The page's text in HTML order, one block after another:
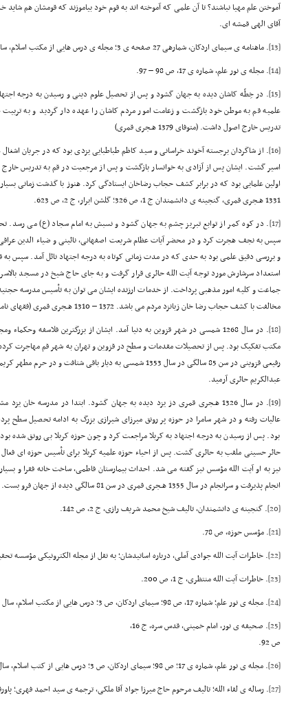
آموختن علم مهیا نباشند؟ تا آن علمی که آموخته اند به قوم خود بیاموزند که قومشان هم
آقای الهی قمشه ای.
[13]
. ماهنامه ی سیمای اردکان، شمارهی 27 صفحه ی 3؛ مجله ی درس هایی از مکتب اسلام، سال دهم، شماره ی 4، ص 226 ـ 225.
[14]
. مجله ی نور علم، شماره ی 17، ص 98 – 97.
[15]
. در خِطّه کاشان دیده به جهان گشود و پس از تحصیل علوم دینی و رسیدن به درجه
علمیه قم به موطن خود بازگشت و زعامت امور مردم کاشان را عهده دار گردید و به
تدریس خارج اصول داشت. (متوفای 1379 هـجری قمری)
[16]
. از شاگردان برجسته آخوند خراسانی و سید کاظم طباطبایی یزدی بود که در جریان
اسیر گشت. ایشان پس از آزادی به خوانسار بازگشت و پس از مرجعیت در قم به تدریس
اولین علمایی بود که در برابر کشف حجاب رضاخان ایستادگی کرد. هنوز با گذشت زمانی
1331 هـجری قمری، گنجینه ی دانشمندان ج 1، ص 326؛ گلشن ابرار، ج 2، ص 623.
[17]
. در کوه کمر از توابع تبریز چشم به جهان گشود و نسبش به امام سجاد (ع) می رسد.
سپس به نجف هجرت کرد و در محضر آیات عظام شریعت اصفهانی، نائینی و ضیاء الدین
و بررسی دقیق علمی بود به حدی که در مدت زمانی کوتاه به درجه اجتهاد نائل آمد. سپس
استعداد سرشارش مورد توجه آیت الله حائری قرار گرفت و به جای حاج شیخ در مسجد
جماعت و کلیه امور مذهبی پرداخت. از خدمات ارزنده ایشان می توان به تأسیس مدرسه
مخالفت با کشف حجاب رضا خان زبانزد مردم می باشد. 1372 – 1310 هـجری قمری (فقهای نامدار شیعه)
[18]
. در سال 1268 شمسی در شهر قزوین به دنیا آمد. ایشان از بزرگترین فلاسفه
مکتب تفکیک بود. پس از تحصیلات مقدمات و سطح در قزوین و تهران به شهر قم مهاجرت
رفیعی قزوینی در سن 85 سالگی در سال 1353 شمسی به دیار باقی
عبدالکریم حائری آرمید.
[19]
. در سال 1326 هـجری قمری دز یزد دیده به جهان گشود. ابتدا در مدرسه
عالیات رفته و در شهر سامرا در حوزه پر رونق میرزای شیرازی بزرگ به ادامه تحصیل سطح
بود. پس از رسیدن به درجه اجتهاد به کربلا مراجعت کرد و چون حوزه کربلا بی رونق شده
حائر حسینی ملقب به حائری گشت. پس از احیاء حوزه علمیه کربلا برای تأسیس حوزه ای
نیز به او آیت الله مؤسس نیز گفته می شد. احداث بیمارستان فاطمی، ساخت خانه فقرا و
انجام پذیرفت و سرانجام در سال 1355 هـجری قمری در سن 81 سالگی دیده از جهان فرو بست.
[20]
. گنجینه ی دانشمندان، تالیف شیخ محمد شریف رازی، ج 2، ص 142.
[21]
. مؤسس حوزه، ص 78.
[22]
. خاطرات آیت الله جوادی آملی، درباره اساتیدشان؛ به نقل از مجله الکترونیکی مؤسسه
[23]
. خاطرات آیت الله منتظری، ج 1، ص 200.
[24]
. مجله ی نور علم؛ شماره 17، ص 98؛ سیمای اردکان، ص 3؛ درس هایی از مکتب اسلام، سال دهم، شماره ی 4، ص 226.
[25]
. صحیفه ی نور، امام خمینی، قدس سره، ج 16،
ص 92.
[26]
. مجله ی نور علم، شماره ی 17؛ ص 98؛ سیمای اردکان، ص 3؛ درس هایی از کتب اسلام، سال دهم شماره ی 4، ص 226.
[27]
. رساله ی لقاء الله؛ تالیف مرحوم حاج میرزا جواد آقا ملکی، ترجمه ی سید احمد فهری؛ پاورقی